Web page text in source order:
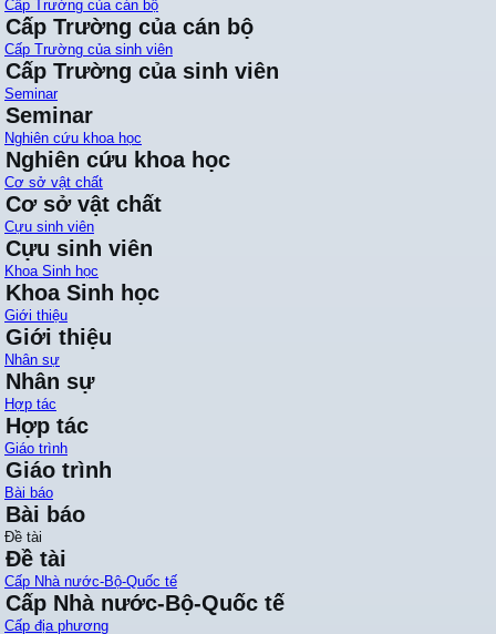
Cấp Trường của cán bộ
Cấp Trường của cán bộ
Cấp Trường của sinh viên
Cấp Trường của sinh viên
Seminar
Seminar
Nghiên cứu khoa học
Nghiên cứu khoa học
Cơ sở vật chất
Cơ sở vật chất
Cựu sinh viên
Cựu sinh viên
Khoa Sinh học
Khoa Sinh học
Giới thiệu
Giới thiệu
Nhân sự
Nhân sự
Hợp tác
Hợp tác
Giáo trình
Giáo trình
Bài báo
Bài báo
Đề tài
Đề tài
Cấp Nhà nước-Bộ-Quốc tế
Cấp Nhà nước-Bộ-Quốc tế
Cấp địa phương